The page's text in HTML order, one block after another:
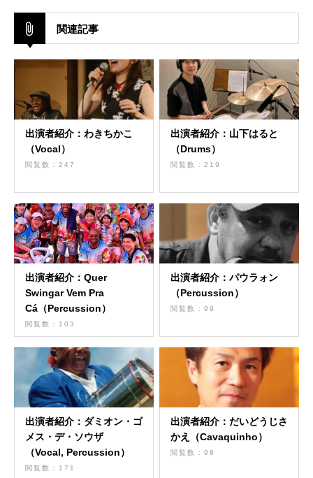
関連記事
出演者紹介：わきちかこ
（Vocal）
閲覧数：247
出演者紹介：山下はると
（Drums）
閲覧数：219
出演者紹介：Quer
Swingar Vem Pra
Cá（Percussion）
閲覧数：103
出演者紹介：パウラォン
（Percussion）
閲覧数：99
出演者紹介：ダミオン・ゴ
メス・デ・ソウザ
（Vocal, Percussion）
閲覧数：171
出演者紹介：だいどうじさ
かえ（Cavaquinho）
閲覧数：98